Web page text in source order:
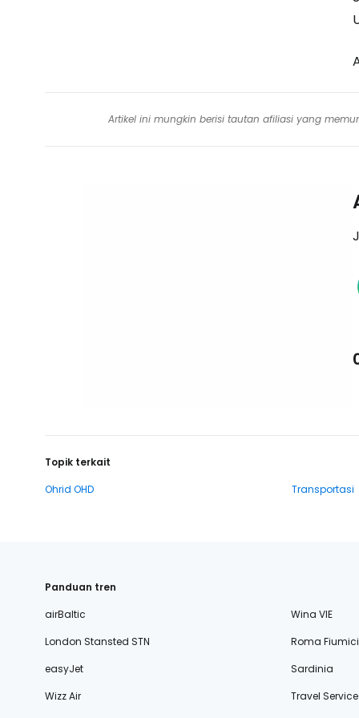
Artikel ini mungkin berisi tautan afiliasi yang
Topik terkait
Ohrid OHD
Transportasi
Panduan tren
airBaltic
Wina VIE
London Stansted STN
Roma
easyJet
Sardinia
Wizz Air
Travel Service